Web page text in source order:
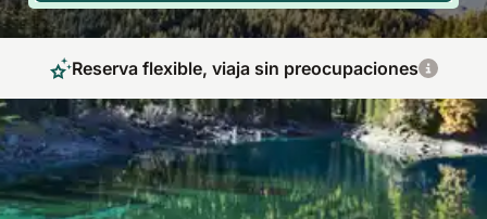
Reserva flexible, viaja sin preocupaciones
Retiros de bienestar holístico en destinos
europeos seleccionados